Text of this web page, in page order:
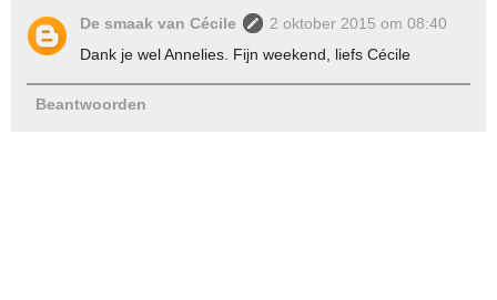
De smaak van Cécile
2 oktober 2015 om 08:40
Dank je wel Annelies. Fijn weekend, liefs Cécile
Beantwoorden